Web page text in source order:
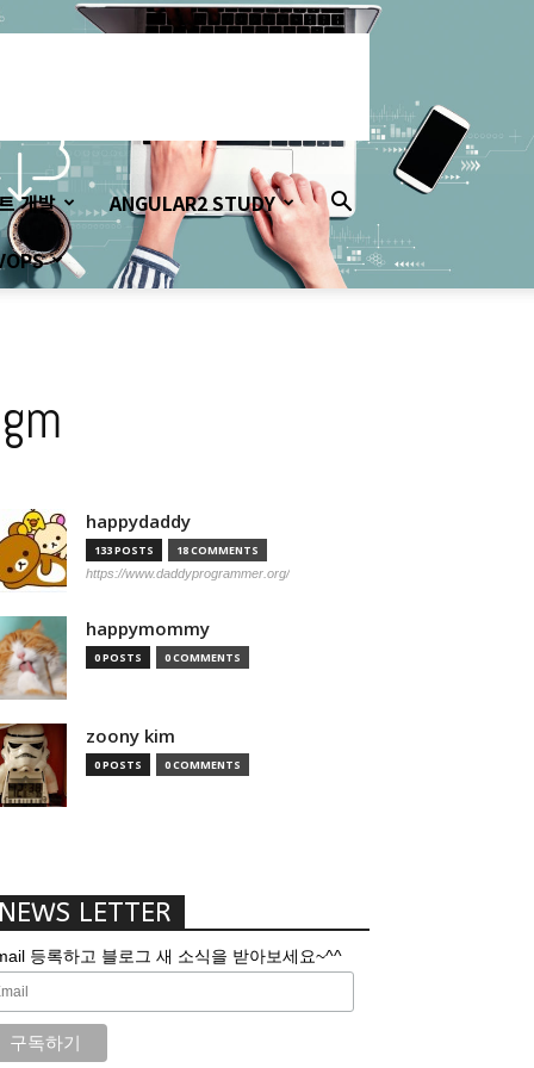
개발
ANGULAR2 STUDY
happydaddy
133 POSTS 18 COMMENTS
https://www.daddyprogrammer.org/
happymommy
0 POSTS 0 COMMENTS
zoony kim
0 POSTS 0 COMMENTS
LETTER
등록하고 블로그 새 소식을 받아보세요~^^